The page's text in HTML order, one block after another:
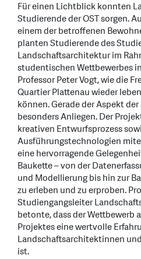
Für einen Lichtblick konnten
Studierende der OST sorgen.
einem der betroffenen
planten Studierende des
Landschaftsarchitektur im
studentischen Wettbewerbes
Professor Peter Vogt, wie die
Quartier Plattenau wieder
können. Gerade der Aspekt
besonders Anliegen. Der
kreativen Entwurfsprozess
Ausführungstechnologien
eine hervorragende
Baukette – von der
und Modellierung bis hin zur
zu erleben und zu erproben.
Studiengangsleiter
betonte, dass der Wettbewerb
Projektes eine wertvolle
Landschaftsarchitektinnen
ist.